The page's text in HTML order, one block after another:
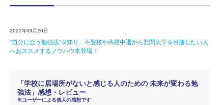
2022年09月20日
”自分に合う勉強法”を知り、不登校や高校中退から難関大学を目指したい人
へおススメするノウハウ本登場！
「学校に居場所がないと感じる人のための 未来が変わる勉
強法」感想・レビュー
※ユーザーによる個人の感想です